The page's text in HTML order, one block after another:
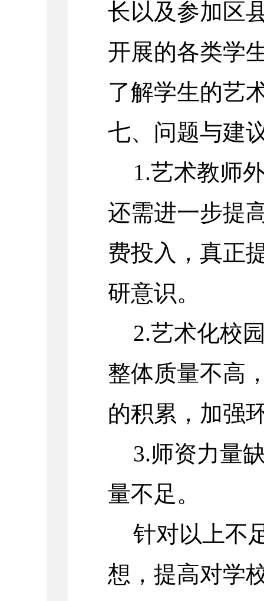
长以及参加区
开展的各类学
了解学生的艺
七、问题与建
1.艺术教师
还需进一步提
费投入，真正
研意识。
2.艺术化校
整体质量不高
的积累，加强
3.师资力量
量不足。
针对以上不
想，提高对学